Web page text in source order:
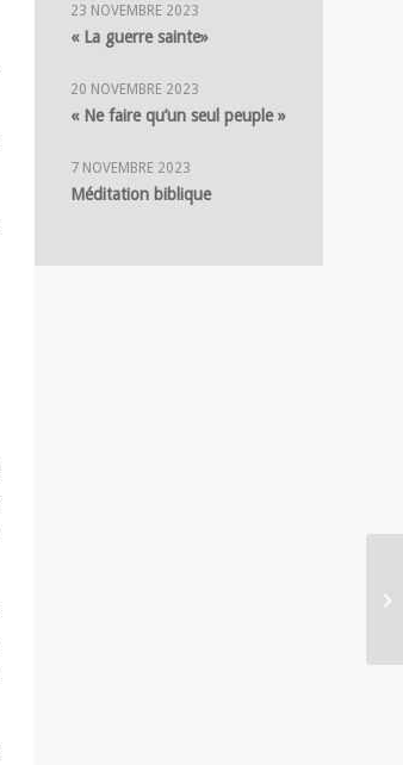
23 NOVEMBRE 2023
« La guerre sainte»
20 NOVEMBRE 2023
« Ne faire qu’un seul peuple »
7 NOVEMBRE 2023
Méditation biblique